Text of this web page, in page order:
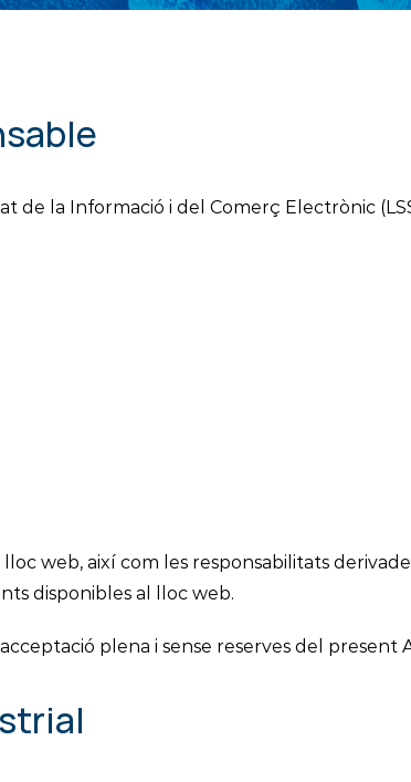
la Informació i del Comerç Electrònic
web, així com les responsabilitats
disponibles al lloc web.
plena i sense reserves del present